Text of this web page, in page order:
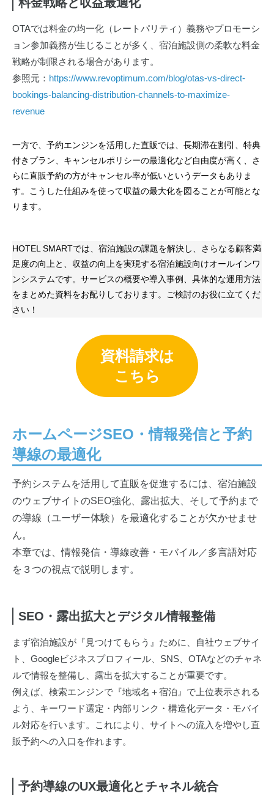
OTAでは料金の均一化（レートパリティ）義務やプロモーシ
ョン参加義務が生じることが多く、宿泊施設側の柔軟な料金
戦略が制限される場合があります。
参照元： https://www.revoptimum.com/blog/otas-vs-direct-
bookings-balancing-distribution-channels-to-maximize-
revenue
一方で、予約エンジンを活用した直販では、長期滞在割引、特典
付きプラン、キャンセルポリシーの最適化など自由度が高く、さ
らに直販予約の方がキャンセル率が低いというデータもありま
す。こうした仕組みを使って収益の最大化を図ることが可能とな
ります。
HOTEL SMARTでは、宿泊施設の課題を解決し、さらなる顧客満
足度の向上と、収益の向上を実現する宿泊施設向けオールインワ
ンシステムです。サービスの概要や導入事例、具体的な運用方法
をまとめた資料をお配りしております。ご検討のお役に立てくだ
さい！
資料請求は
こちら
ホームページSEO・情報発信と予約
導線の最適化
予約システムを活用して直販を促進するには、宿泊施設
のウェブサイトのSEO強化、露出拡大、そして予約まで
の導線（ユーザー体験）を最適化することが欠かせませ
ん。
本章では、情報発信・導線改善・モバイル／多言語対応
を３つの視点で説明します。
SEO・露出拡大とデジタル情報整備
まず宿泊施設が『見つけてもらう』ために、自社ウェブサイ
ト、Googleビジネスプロフィール、SNS、OTAなどのチャネ
ルで情報を整備し、露出を拡大することが重要です。
例えば、検索エンジンで『地域名＋宿泊』で上位表示される
よう、キーワード選定・内部リンク・構造化データ・モバイ
ル対応を行います。これにより、サイトへの流入を増やし直
販予約への入口を作れます。
予約導線のUX最適化とチャネル統合